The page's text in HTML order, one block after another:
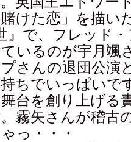
けた恋」を描い
』で、フレッド
ているのが宇月颯
プさんの退団公演
ちでいっぱいで
台を創り上げる
霧矢さんが稽古
っ・・・